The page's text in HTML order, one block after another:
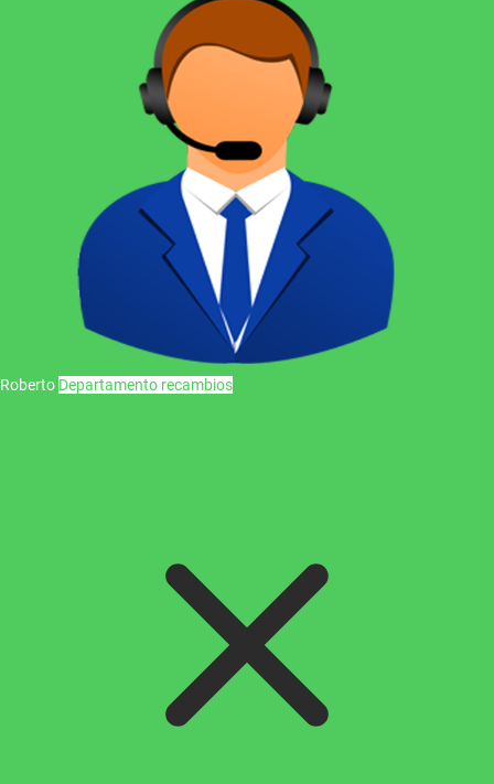
Roberto Departamento recambios